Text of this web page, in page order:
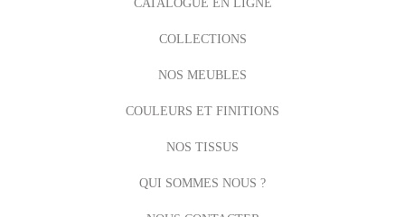
CATALOGUE EN LIGNE
COLLECTIONS
NOS MEUBLES
COULEURS ET FINITIONS
NOS TISSUS
QUI SOMMES NOUS ?